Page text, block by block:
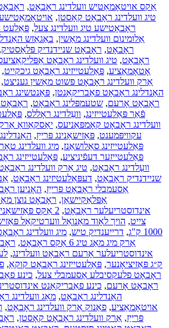
6 אַקס אויטאָמאַטיש וועלדינג ראָבאָט, ראָבאָט
טיג וועלדינג ראָבאָט קאָסטן, אויטאָמאַטישע
ראָבאָטישע טיג וועלדינג צעל, פּאַלעט
אַלומינום וועלדינג מאַשין, באַגאַזש
ראָבאָט, ראָבאָט שניידנדיק פּלאַסטיק,
ראָבאָט, טיג וועלדינג ראָבאָט
אָטאָמאַציע, פּאַלעטייזינג ראָבאָט גיכקייט,
אַרק וועלדינג ראָבאָט פּשוט מאַשין געניצט,
האַנדלינג ראָבאָט פאַבריקאַנטן, פּאַנטשינג
ראָבאָט אָרעם, שטעמפּלינג ראָבאָט, ראָבאָט
פֿאַר פּאַלעטייזינג, וועַלדינג ראָללס,
וועלדינג ראָבאָט קאָמפּאַניעס, יאַסקאַוואַ
עקוויפּמענט, פּאַזישאַנינג פּרייַז,
פּאַלעטייזינג סאַלושאַנז, מיג וועלדינג
פּאַלעטייזער דעפֿיניציע, פּאַלעטייזינג
וועַלדינג ראָבאָט, טיג אַרק וועלדינג
שניידנדיק ראָבאָט, דעפּאַלעטיזינג ראָבאָט,
אַסעמבלי ראָבאָט פּרייַז, האָניען
אַפּלאַקיישאַן, ראָבאָט נוצן
אינדוסטריעלער ראָבאָט, 2 אַקס פּאַזישאַנינג
צייט, הויך לאָוד מאַנואַל ווערטיקאַל
1000 ק"ג
, דרייענדיק טיש, מיג וועלדינג
אַרק מיג מאַג טיג 6 אַקס ראָבאָט
,
אינדוסטריעלער אָרעם ראָבאָט וועלדינג,
ק״ג פּאַזיציאָנער, פּאַלעטייזינג ראָבאָט קוקאַ,
ראָבאָט פלעקסיבלע אַסעמבלי צעל,
ראָבאָט אָרעם, כינע פאַבריקאַנט
האַנדלינג ראָבאָט, מאַג וועלדינג
אויטאָמאַציע, פאַנוק אַרק וועלדינג ראָבאָט,
פּרייַז, אַרק וועלדינג ראָבאָט קאָסטן,